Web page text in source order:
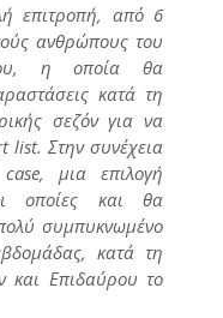
επιτροπή, από 6
ανθρώπους του
η οποία θα
κατά τη
σεζόν για να
list. Στην συνέχεια
μια επιλογή
οποίες και θα
συμπυκνωμένο
κατά τη
και Επιδαύρου το